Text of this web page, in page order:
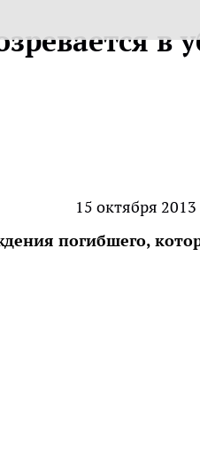
в
15 октября 2013
погибшего,